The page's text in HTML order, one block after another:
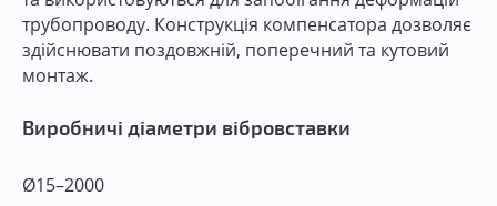
трубопроводу. Конструкція компенсатора дозволяє
здійснювати поздовжній, поперечний та кутовий
монтаж.
Виробничі діаметри вібровставки
Ø15–2000